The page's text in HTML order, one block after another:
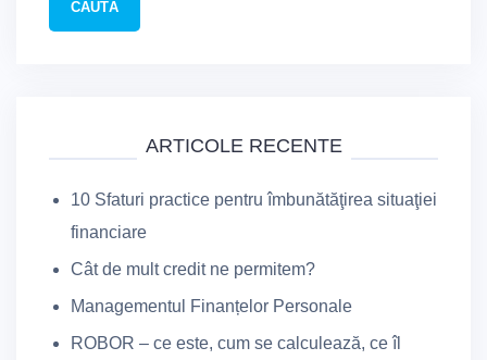
ARTICOLE RECENTE
10 Sfaturi practice pentru îmbunătăţirea situaţiei
financiare
Cât de mult credit ne permitem?
Managementul Finanțelor Personale
ROBOR – ce este, cum se calculează, ce îl